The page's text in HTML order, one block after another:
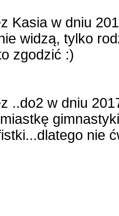
Kasiaw dniu
widzą, tylko
zgodzić :)
..do2 w dniu
nie